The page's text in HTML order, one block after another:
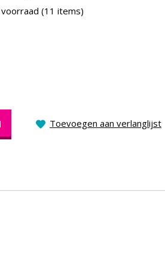
(11 items)
Toevoegen aan verlanglijst